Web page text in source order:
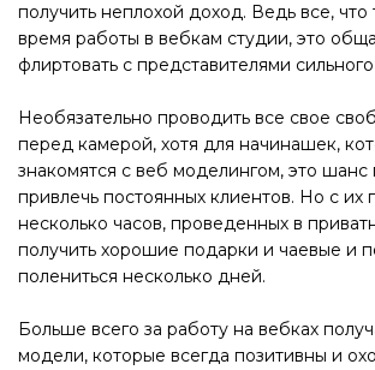
получить неплохой доход. Ведь все, что
время работы в вебкам студии, это
флиртовать с представителями
Необязательно проводить все свое
перед камерой, хотя для начинашек,
знакомятся с веб моделингом, это шанс
привлечь постоянных клиентов. Но с их
несколько часов, проведенных в
получить хорошие подарки и чаевые и
полениться несколько дней.
Больше всего за работу на вебках
модели, которые всегда позитивны и